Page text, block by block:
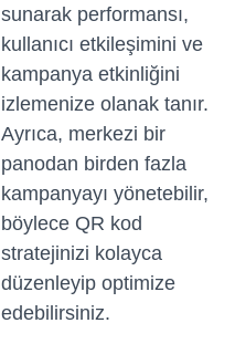
sunarak performansı,
kullanıcı etkileşimini ve
kampanya etkinliğini
izlemenize olanak tanır.
Ayrıca, merkezi bir
panodan birden fazla
kampanyayı yönetebilir,
böylece QR kod
stratejinizi kolayca
düzenleyip optimize
edebilirsiniz.